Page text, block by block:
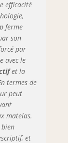
efficacité
ferme
son
par
avec le
et la
termes de
peut
matelas.
et